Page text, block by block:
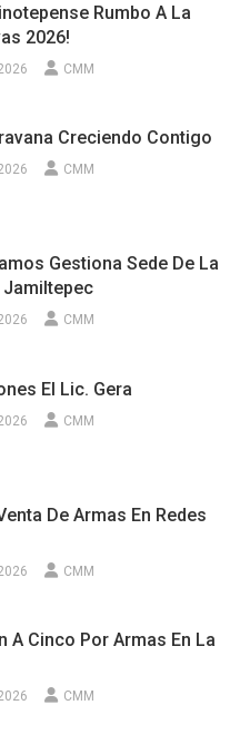
Rumbo A La
2026!
CMM
Creciendo Contigo
CMM
Gestiona Sede De La
Jamiltepec
CMM
El Lic. Gera
CMM
De Armas En Redes
CMM
A Cinco Por Armas En La
CMM